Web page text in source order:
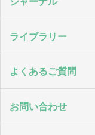
ライブラリー
よくあるご質問
お問い合わせ